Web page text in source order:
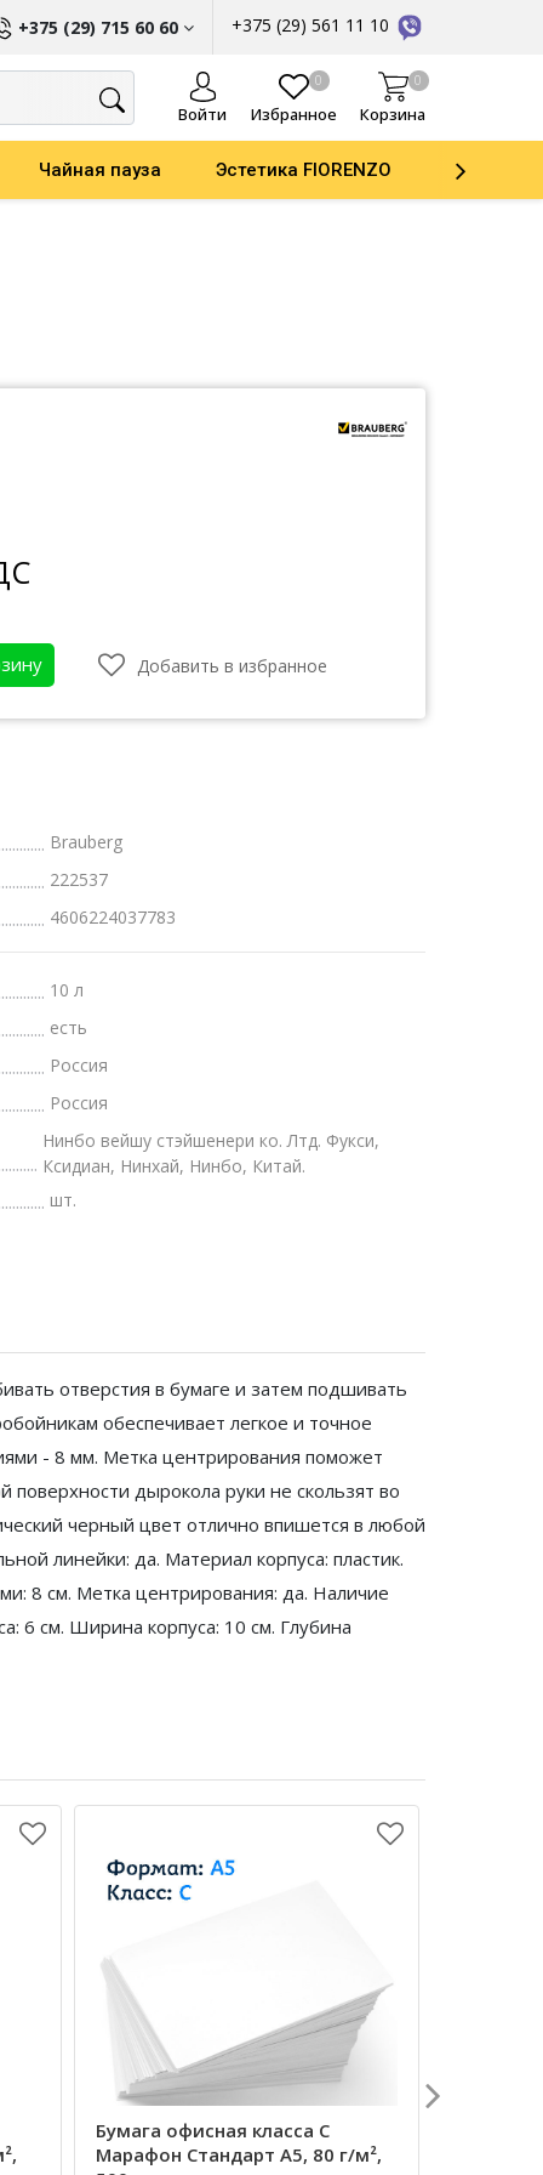
+375 (29) 715 60 60 +375 (29) 561 11 10
Войти
0
Избранное
0
Корзина
Чайная пауза Эстетика FIORENZO Parker
Добавить в избранное
Brauberg
222537
4606224037783
10 л
есть
Россия
Россия
Нинбо вейшу стэйшенери ко. Лтд. Фукси,
Ксидиан, Нинхай, Нинбо, Китай.
шт.
отверстия в бумаге и затем подшивать
обеспечивает легкое и точное
- 8 мм. Метка центрирования поможет
поверхности дырокола руки не скользят во
черный цвет отлично впишется в любой
линейки: да. Материал корпуса: пластик.
8 см. Метка центрирования: да. Наличие
6 см. Ширина корпуса: 10 см. Глубина
Бумага офисная класса С
Марафон Стандарт А5, 80 г/м²,